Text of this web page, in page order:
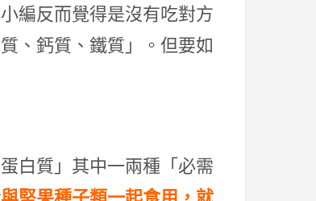
編反而覺得是沒有吃對方
、鈣質、鐵質」。但要如
白質」其中一兩種「必需